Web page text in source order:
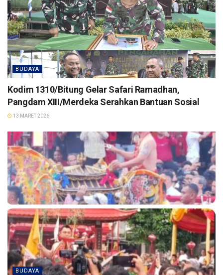
BUDAYA
Kodim 1310/Bitung Gelar Safari Ramadhan,
Pangdam XIII/Merdeka Serahkan Bantuan Sosial
13 MARET 2026
BUDAYA